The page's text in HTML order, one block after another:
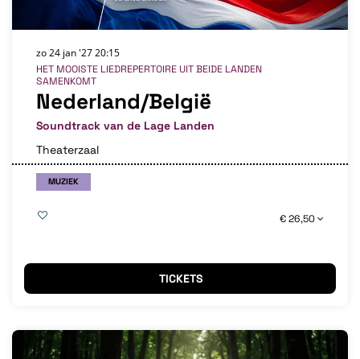
Nederland/België
Soundtrack van de Lage Landen
HET MOOISTE LIEDREPERTOIRE UIT BEIDE LANDEN
SAMENKOMT
zo 24 jan '2720:15
Theaterzaal
MUZIEK
€ 26,50
TICKETS